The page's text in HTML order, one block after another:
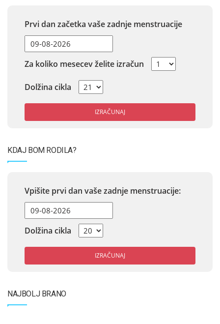
Prvi dan začetka vaše zadnje menstruacije
Za koliko mesecev želite izračun
Dolžina cikla
IZRAČUNAJ
KDAJ BOM RODILA?
Vpišite prvi dan vaše zadnje menstruacije:
Dolžina cikla
IZRAČUNAJ
NAJBOLJ BRANO